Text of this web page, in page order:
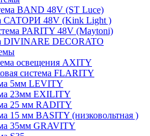
BAND 48V (ST Luce)
САТОРИ 48V (Kink Light )
PARITY 48V (Maytoni)
DIVINARE DECORATO
освещения AXITY
система FLARITY
5мм LEVITY
23мм EXILITY
25 мм RADITY
15 мм BASITY (низковольтная )
35мм GRAVITY